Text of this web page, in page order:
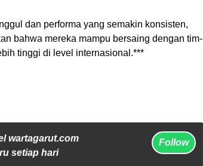
dan performa yang semakin konsisten,
bahwa mereka mampu bersaing dengan tim-
tinggi di level internasional.***
wartagarut.com
setiap hari
Follow